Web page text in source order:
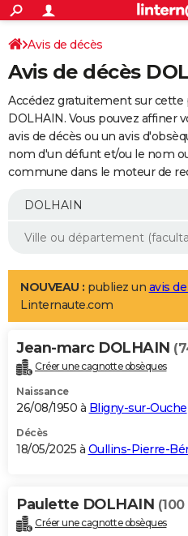
ACTUALITÉS
Politique
Société
Faits Divers
Education
Monde
Villes
+
SPORT
Coupe du monde 2026
Football
Tennis
Cyclisme
Rugby
Forum
Programme TV
TNT
Streaming
Cinéma
Sorties cinéma
Musique
+
FINANCE
Retraite
Epargne
Immobilier
Risques naturels par ville
Banque
Assurance
AUTO
Essais
Réserver un essai
Citadines
Berlines
SUV
Forum auto
+
Mobiles
Meilleur smartphone
Internet
Ordinateurs
Jeux vidéo
Guide high-tech
Aménagement intérieur
LIFESTYLE
Art de vivre
Bien-être
Loisirs
Mode
Modes de vie
Alimentation
Guide de la santé
Maladies
Médicaments
Sommeil
VOYAGE
Destinations
City break
Voyage nature
Voyage de noces
Forum
Climat
+PHOTO
GUIDES D'ACHAT
BONS PLANS
Carte de Noël
Carte Bonne année
Carte Saint-Valentin
Carte Pâques
Carte d'anniversaire
DICTIONNAIRE
Avis de décès
Avis de décès
Accédez gratuitement sur cette
DOLHAIN. Vous pouvez affiner
avis de décès ou un avis
nom d'un défunt et/ou le nom
commune dans le moteur de
NOUVEAU : publiez un avis
Linternaute.com
Jean-marc DOLHAIN
Créer une cagnotte obsèques
Naissance
26/08/1950 à Bligny-sur-Ouche
Décès
18/05/2025 à Oullins-Pierre-
Paulette DOLHAIN
Créer une cagnotte obsèques